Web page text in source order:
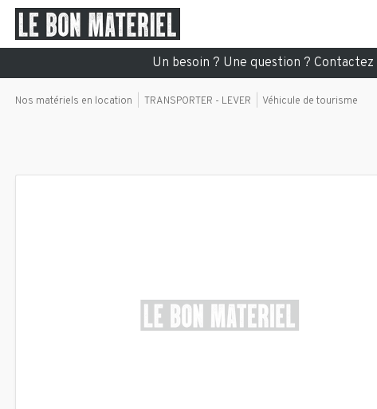
Un besoin ? Une question ? Contactez
Nos matériels en location TRANSPORTER - LEVER Véhicule de tourisme